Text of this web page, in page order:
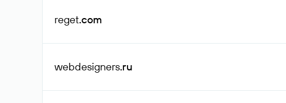
reget.com
webdesigners.ru